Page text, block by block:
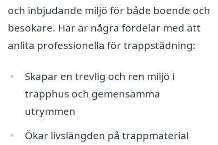
och inbjudande miljö för både boende och
besökare. Här är några fördelar med att
anlita professionella för trappstädning:
Skapar en trevlig och ren miljö i
trapphus och gemensamma
utrymmen
Ökar livslängden på trappmaterial